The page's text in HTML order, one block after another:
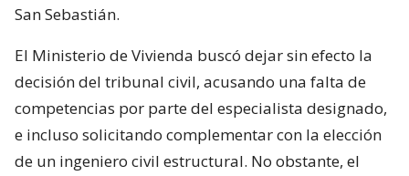
San Sebastián.
El Ministerio de Vivienda buscó dejar sin efecto la
decisión del tribunal civil, acusando una falta de
competencias por parte del especialista designado,
e incluso solicitando complementar con la elección
de un ingeniero civil estructural. No obstante, el